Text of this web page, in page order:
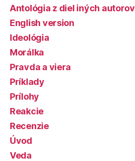
Antológia z diel iných autorov
English version
Ideológia
Morálka
Pravda a viera
Príklady
Prílohy
Reakcie
Recenzie
Úvod
Veda